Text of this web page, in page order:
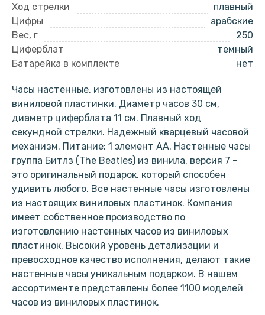
Ход стрелки
плавный
Цифры
арабские
Вес, г
250
Циферблат
темный
Батарейка в комплекте
нет
Часы настенные, изготовлены из настоящей
виниловой пластинки. Диаметр часов 30 см,
диаметр циферблата 11 см. Плавный ход
секундной стрелки. Надежный кварцевый часовой
механизм. Питание: 1 элемент АА. Настенные часы
группа Битлз (The Beatles) из винила, версия 7 -
это оригинальный подарок, который способен
удивить любого. Все настенные часы изготовлены
из настоящих виниловых пластинок. Компания
имеет собственное производство по
изготовлению настенных часов из виниловых
пластинок. Высокий уровень детализации и
превосходное качество исполнения, делают такие
настенные часы уникальным подарком. В нашем
ассортименте представлены более 1100 моделей
часов из виниловых пластинок.